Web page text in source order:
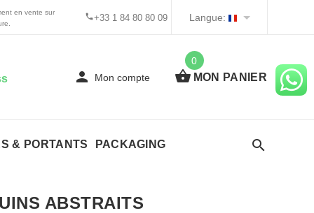
+33 1 84 80 80 09
en vente sur
Langue:
Mon compte
0
MON PANIER
& PORTANTS PACKAGING
ABSTRAITS